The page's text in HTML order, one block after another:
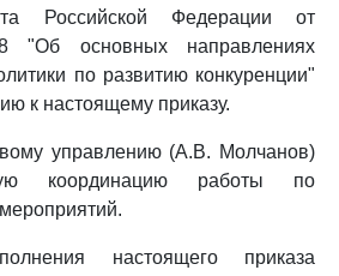
Российской Федерации от
"Об основных направлениях
по развитию конкуренции"
к настоящему приказу.
управлению (А.В. Молчанов)
координацию работы по
мероприятий.
настоящего приказа